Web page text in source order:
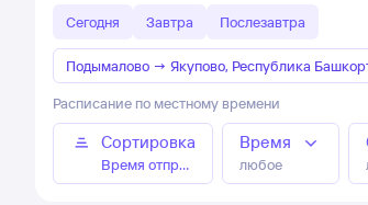
Сегодня Завтра Послезавтра
Подымалово → Якупово, Республика
Расписание по местному времени
Сортировка
Время отправления
Время
любое